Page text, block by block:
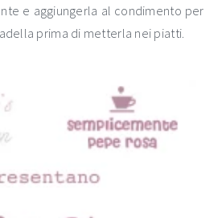
e aggiungerla al condimento per
prima di metterla nei piatti.